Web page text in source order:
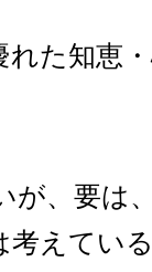
た知恵
が、要は
考えてい